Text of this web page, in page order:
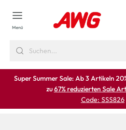
springen
Menü
Super Summer Sale: Ab 3 Artikeln
zu67% reduzierten Sale
Code: SSS826